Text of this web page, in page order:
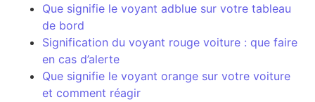
Que signifie le voyant adblue sur votre tableau
de bord
Signification du voyant rouge voiture : que faire
en cas d’alerte
Que signifie le voyant orange sur votre voiture
et comment réagir